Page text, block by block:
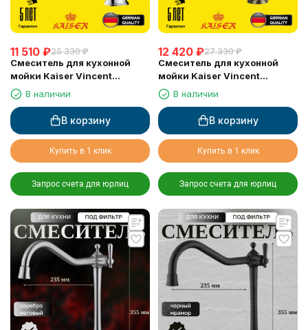
11 510 ₽25 330 ₽
Смеситель для кухонной
мойки Kaiser Vincent
(31544), хром
В наличии
В корзину
Купить в 1 клик
Запрос счета для юрлиц
12 420 ₽27 330 ₽
Смеситель для кухонной
мойки Kaiser Vincent
(31544-1), бронза
В наличии
В корзину
Купить в 1 клик
Запрос счета для юрлиц